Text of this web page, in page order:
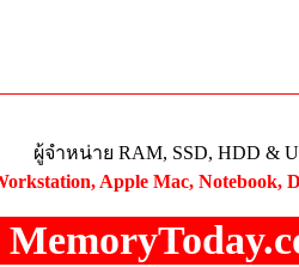
ผู้จำหน่าย RAM, SSD, HDD &
Apple Mac, Notebook,